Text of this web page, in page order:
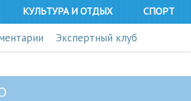
КУЛЬТУРА И ОТДЫХ СПОРТ
Экспертный клуб